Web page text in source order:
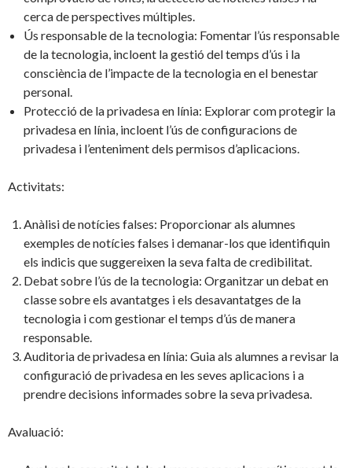
cerca de perspectives múltiples.
Ús responsable de la tecnologia: Fomentar l’ús responsable
de la tecnologia, incloent la gestió del temps d’ús i la
consciència de l’impacte de la tecnologia en el benestar
personal.
Protecció de la privadesa en línia: Explorar com protegir la
privadesa en línia, incloent l’ús de configuracions de
privadesa i l’enteniment dels permisos d’aplicacions.
Activitats:
Anàlisi de notícies falses: Proporcionar als alumnes
exemples de notícies falses i demanar-los que identifiquin
els indicis que suggereixen la seva falta de credibilitat.
Debat sobre l’ús de la tecnologia: Organitzar un debat en
classe sobre els avantatges i els desavantatges de la
tecnologia i com gestionar el temps d’ús de manera
responsable.
Auditoria de privadesa en línia: Guia als alumnes a revisar la
configuració de privadesa en les seves aplicacions i a
prendre decisions informades sobre la seva privadesa.
Avaluació: